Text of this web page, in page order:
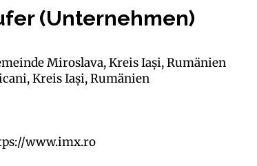
(Unternehmen)
Miroslava, Kreis Iași, Rumänien
Kreis Iași, Rumänien
www.imx.ro